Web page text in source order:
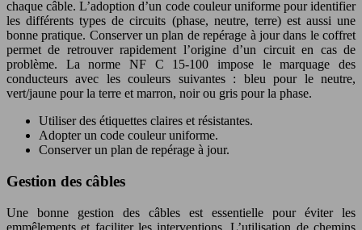
chaque câble. L’adoption d’un code couleur uniforme pour identifier
les différents types de circuits (phase, neutre, terre) est aussi une
bonne pratique. Conserver un plan de repérage à jour dans le coffret
permet de retrouver rapidement l’origine d’un circuit en cas de
problème. La norme NF C 15-100 impose le marquage des
conducteurs avec les couleurs suivantes : bleu pour le neutre,
vert/jaune pour la terre et marron, noir ou gris pour la phase.
Utiliser des étiquettes claires et résistantes.
Adopter un code couleur uniforme.
Conserver un plan de repérage à jour.
Gestion des câbles
Une bonne gestion des câbles est essentielle pour éviter les
emmêlements et faciliter les interventions. L’utilisation de chemins